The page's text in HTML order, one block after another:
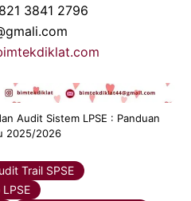
3841 2796
Audit Sistem LPSE : Panduan
2025/2026
Trail SPSE